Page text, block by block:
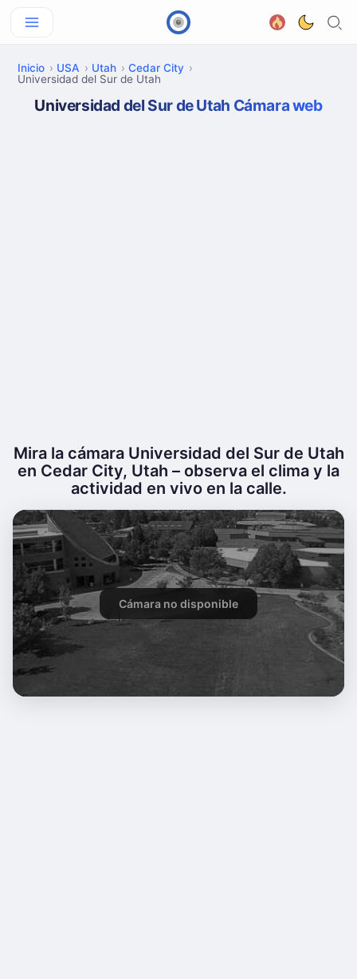
Inicio USA Utah
Cedar City
Universidad del Sur de Utah
Universidad del Sur de Utah Cámara web
Mira la cámara Universidad del Sur de Utah
en Cedar City, Utah – observa el clima y la
actividad en vivo en la calle.
Cámara no disponible